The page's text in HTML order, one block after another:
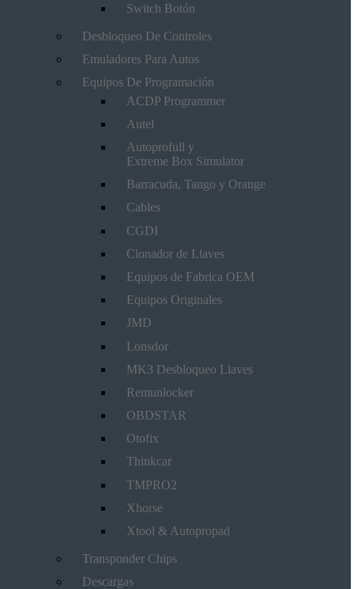
Switch Botón
Desbloqueo De Controles
Emuladores Para Autos
Equipos De Programación
ACDP Programmer
Autel
Autoprofull y
Extreme Box Simulator
Barracuda, Tango y Orange
Cables
CGDI
Clonador de Llaves
Equipos de Fabrica OEM
Equipos Originales
JMD
Lonsdor
MK3 Desbloqueo Llaves
Remunlocker
OBDSTAR
Otofix
Thinkcar
TMPRO2
Xhorse
Xtool & Autopropad
Transponder Chips
Descargas